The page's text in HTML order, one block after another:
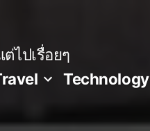
ไปเรื่อยๆ
Technology